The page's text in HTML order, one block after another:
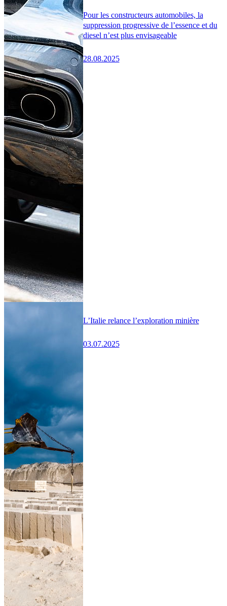
Pour les constructeurs automobiles, la
suppression progressive de l’essence et du
diesel n’est plus envisageable
28.08.2025
L’Italie relance l’exploration minière
03.07.2025